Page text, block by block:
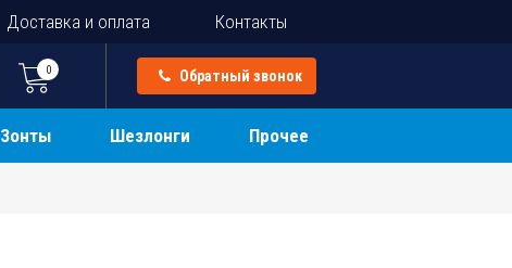
Доставка и оплата Контакты
0 Обратный звонок
Зонты Шезлонги Прочее